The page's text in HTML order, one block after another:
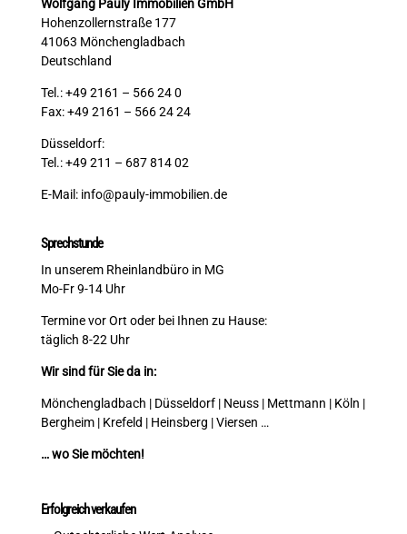
Wolfgang Pauly Immobilien GmbH
Hohenzollernstraße 177
41063 Mönchengladbach
Deutschland
Tel.: +49 2161 – 566 24 0
Fax: +49 2161 – 566 24 24
Düsseldorf:
Tel.: +49 211 – 687 814 02
E-Mail: info@pauly-immobilien.de
Sprechstunde
In unserem Rheinlandbüro in MG
Mo-Fr 9-14 Uhr
Termine vor Ort oder bei Ihnen zu Hause:
täglich 8-22 Uhr
Wir sind für Sie da in:
Mönchengladbach | Düsseldorf | Neuss | Mettmann | Köln |
Bergheim | Krefeld | Heinsberg | Viersen …
… wo Sie möchten!
Erfolgreich verkaufen